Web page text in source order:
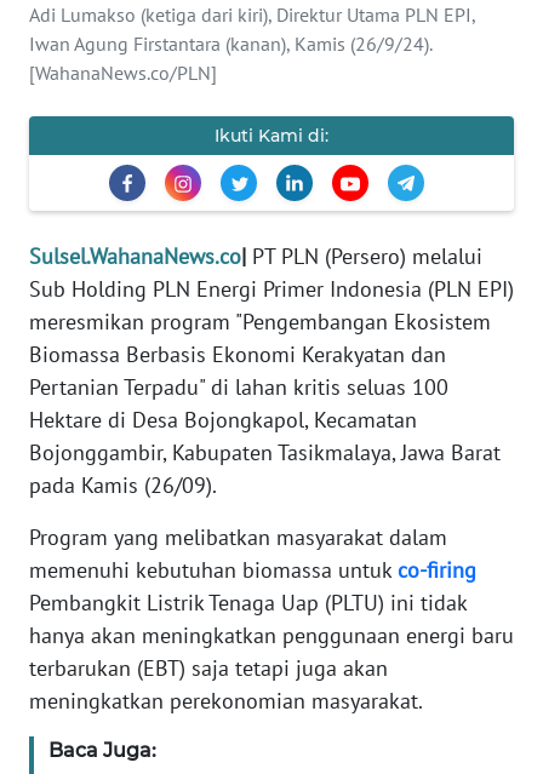
Adi Lumakso (ketiga dari kiri), Direktur Utama PLN EPI,
Iwan Agung Firstantara (kanan), Kamis (26/9/24).
[WahanaNews.co/PLN]
Ikuti Kami di:
Sulsel.WahanaNews.co| PT PLN (Persero) melalui
Sub Holding PLN Energi Primer Indonesia (PLN EPI)
meresmikan program "Pengembangan Ekosistem
Biomassa Berbasis Ekonomi Kerakyatan dan
Pertanian Terpadu" di lahan kritis seluas 100
Hektare di Desa Bojongkapol, Kecamatan
Bojonggambir, Kabupaten Tasikmalaya, Jawa Barat
pada Kamis (26/09).
Program yang melibatkan masyarakat dalam
memenuhi kebutuhan biomassa untuk co-firing
Pembangkit Listrik Tenaga Uap (PLTU) ini tidak
hanya akan meningkatkan penggunaan energi baru
terbarukan (EBT) saja tetapi juga akan
meningkatkan perekonomian masyarakat.
Baca Juga:
MEDIA
SIBER
Wahana
News
Regional
SUMUT
WN
WN
JABAR
WN
BANTEN
WN